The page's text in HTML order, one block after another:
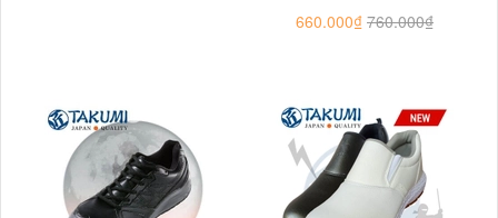
660.000₫ 760.000₫